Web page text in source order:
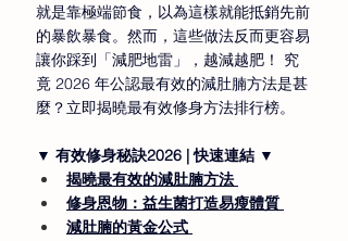
就是靠極端節食，以為這樣就能抵銷先前
的暴飲暴食。然而，這些做法反而更容易
讓你踩到「減肥地雷」，越減越肥！ 究
竟 2026 年公認最有效的減肚腩方法是甚
麼？立即揭曉最有效修身方法排行榜。
▼ 有效修身秘訣2026 | 快速連結 ▼
揭曉最有效的減肚腩方法
修身恩物：益生菌打造易瘦體質
減肚腩的黃金公式